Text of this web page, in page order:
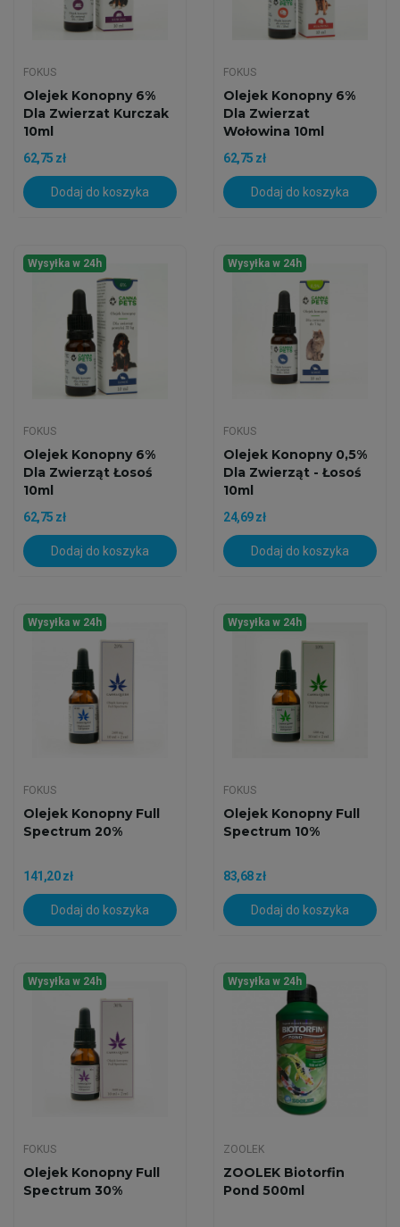
FOKUS
Olejek Konopny 6%
Dla Zwierzat Kurczak
10ml
62,75 zł
Dodaj do koszyka
FOKUS
Olejek Konopny 6%
Dla Zwierzat
Wołowina 10ml
62,75 zł
Dodaj do koszyka
Wysyłka w 24h
FOKUS
Olejek Konopny 6%
Dla Zwierząt Łosoś
10ml
62,75 zł
Dodaj do koszyka
Wysyłka w 24h
FOKUS
Olejek Konopny 0,5%
Dla Zwierząt - Łosoś
10ml
24,69 zł
Dodaj do koszyka
Wysyłka w 24h
FOKUS
Olejek Konopny Full
Spectrum 20%
141,20 zł
Dodaj do koszyka
Wysyłka w 24h
FOKUS
Olejek Konopny Full
Spectrum 10%
83,68 zł
Dodaj do koszyka
Wysyłka w 24h
FOKUS
Olejek Konopny Full
Spectrum 30%
Wysyłka w 24h
ZOOLEK
ZOOLEK Biotorfin
Pond 500ml